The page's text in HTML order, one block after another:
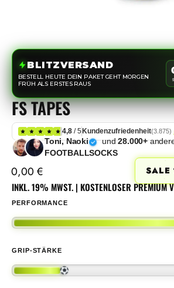
BLITZVERSAND
BESTELL HEUTE DEIN PAKET GEHT MORGEN
FRÜH ALS ERSTES RAUS
FS TAPES
4,8 / 5 Kundenzufriedenheit(3.875)
Toni, Naoki und28.000+
FOOTBALLSOCKS
0,00 € SALE
INKL. 19% MWST. | KOSTENLOSER PREMIUM
PERFORMANCE
GRIP-STÄRKE